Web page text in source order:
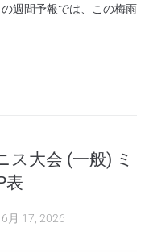
週間予報では、この梅雨
ス大会 (一般) ミ
表
6月 17, 2026